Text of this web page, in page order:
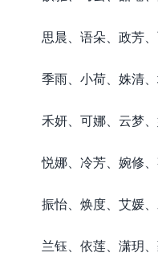
思晨、语朵、政芳
季雨、小荷、姝清
禾妍、可娜、云梦
悦娜、冷芳、婉修
振怡、焕度、艾媛
兰钰、依莲、潇玥